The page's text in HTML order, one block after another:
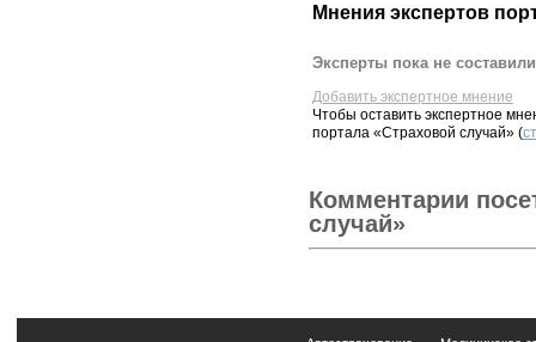
Мнения экспертов
Эксперты пока не
Добавить экспертное мнение
Чтобы оставить экспертное
портала «Страховой случай» (
Комментарии
случай»